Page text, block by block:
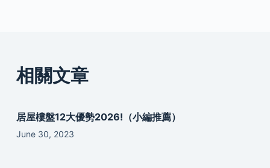
相關文章
居屋樓盤12大優勢2026!（小編推薦）
June 30, 2023